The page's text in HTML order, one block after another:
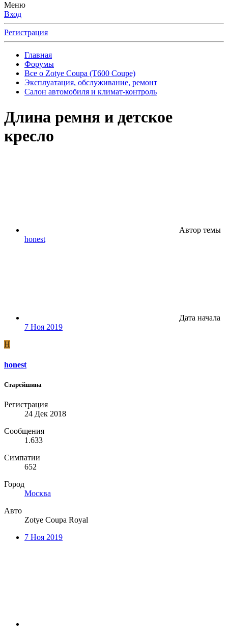
Меню
Вход
Регистрация
Главная
Форумы
Все о Zotye Coupa (T600 Coupe)
Эксплуатация, обслуживание, ремонт
Салон автомобиля и климат-контроль
Длина ремня и детское
кресло
Автор темы
honest
Дата начала
7 Ноя 2019
H
honest
Старейшина
Регистрация
24 Дек 2018
Сообщения
1.633
Симпатии
652
Город
Москва
Авто
Zotye Coupa Royal
7 Ноя 2019